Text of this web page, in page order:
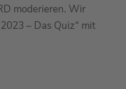
moderieren. Wir
– Das Quiz“ mit